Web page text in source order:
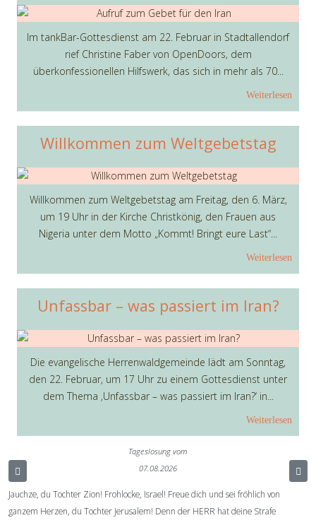
Im tankBar-Gottesdienst am 22. Februar in Stadtallendorf
rief Christine Faber von OpenDoors, dem
überkonfessionellen Hilfswerk, das sich in mehr als 70...
Weiterlesen
Willkommen zum Weltgebetstag
Willkommen zum Weltgebetstag am Freitag, den 6. März,
um 19 Uhr in der Kirche Christkönig, den Frauen aus
Nigeria unter dem Motto „Kommt! Bringt eure Last“...
Weiterlesen
Unfassbar – was passiert im Iran?
Die evangelische Herrenwaldgemeinde lädt am Sonntag,
den 22. Februar, um 17 Uhr zu einem Gottesdienst unter
dem Thema ‚Unfassbar – was passiert im Iran?‘ in...
Weiterlesen
Tageslosung vom
07.08.2026
Jauchze, du Tochter Zion! Frohlocke, Israel! Freue dich und sei fröhlich von
ganzem Herzen, du Tochter Jerusalem! Denn der HERR hat deine Strafe